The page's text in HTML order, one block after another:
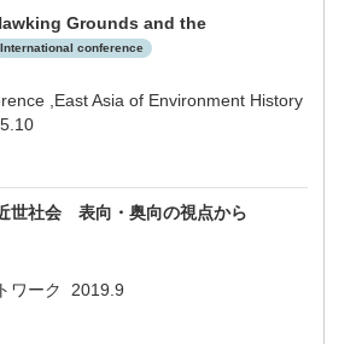
Grounds and the
International conference
,East Asia of Environment History
世社会 表向・奥向の視点から
ワーク 2019.9